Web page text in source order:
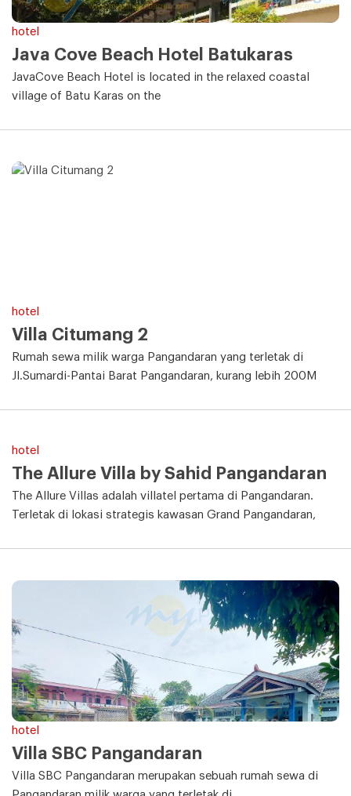
hotel
Java Cove Beach Hotel Batukaras
JavaCove Beach Hotel is located in the relaxed coastal
village of Batu Karas on the
hotel
Villa Citumang 2
Rumah sewa milik warga Pangandaran yang terletak di
Jl.Sumardi-Pantai Barat Pangandaran, kurang lebih 200M
hotel
The Allure Villa by Sahid Pangandaran
The Allure Villas adalah villatel pertama di Pangandaran.
Terletak di lokasi strategis kawasan Grand Pangandaran,
hotel
Villa SBC Pangandaran
Villa SBC Pangandaran merupakan sebuah rumah sewa di